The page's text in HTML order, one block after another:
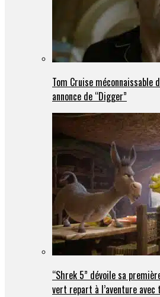
Tom Cruise méconnaissable
annonce de “Digger”
“Shrek 5” dévoile sa
vert repart à l’aventure